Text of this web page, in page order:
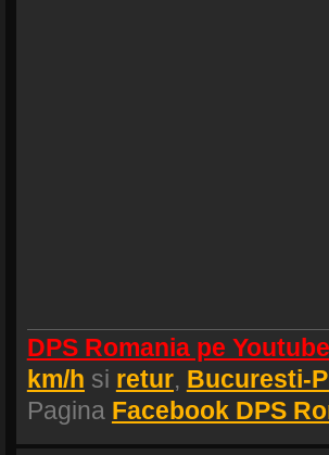
DPS Romania pe Youtube
km/h si retur, Bucuresti-
Pagina Facebook DPS